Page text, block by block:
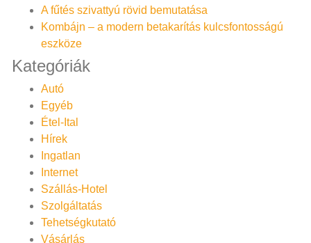
A fűtés szivattyú rövid bemutatása
Kombájn – a modern betakarítás kulcsfontosságú
eszköze
Kategóriák
Autó
Egyéb
Étel-Ital
Hírek
Ingatlan
Internet
Szállás-Hotel
Szolgáltatás
Tehetségkutató
Vásárlás